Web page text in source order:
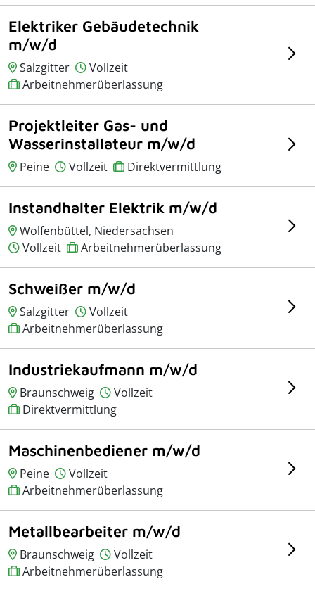
Elektriker Gebäudetechnik
m/w/d
Salzgitter
Vollzeit
Arbeitnehmerüberlassung
Projektleiter Gas- und
Wasserinstallateur m/w/d
Peine Vollzeit Direktvermittlung
Instandhalter Elektrik m/w/d
Wolfenbüttel, Niedersachsen
Vollzeit
Arbeitnehmerüberlassung
Schweißer m/w/d
Salzgitter
Vollzeit
Arbeitnehmerüberlassung
Industriekaufmann m/w/d
Braunschweig
Vollzeit
Direktvermittlung
Maschinenbediener m/w/d
Peine
Vollzeit
Arbeitnehmerüberlassung
Metallbearbeiter m/w/d
Braunschweig
Vollzeit
Arbeitnehmerüberlassung